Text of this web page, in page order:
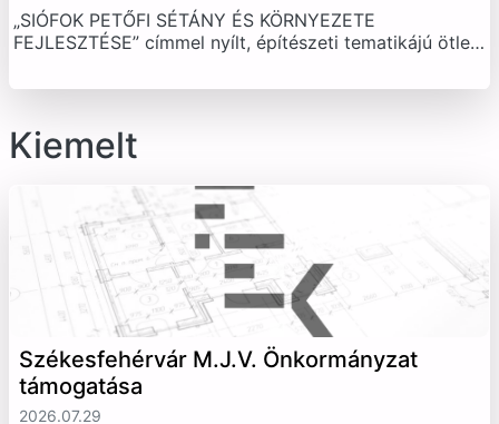
„SIÓFOK PETŐFI SÉTÁNY ÉS KÖRNYEZETE
FEJLESZTÉSE” címmel nyílt, építészeti tematikájú ötle…
Kiemelt
Székesfehérvár M.J.V. Önkormányzat
támogatása
2026.07.29